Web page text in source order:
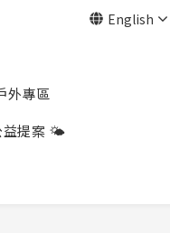
English
外專區
提案 🌤️